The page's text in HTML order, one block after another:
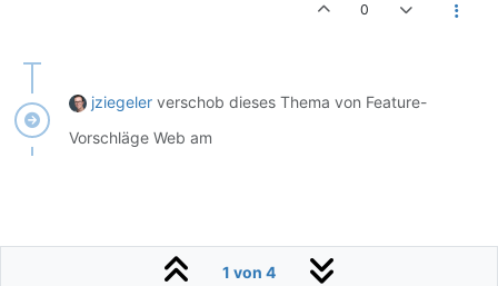
0
jziegeler verschob dieses Thema von Feature-
Vorschläge Web am
1 von 4